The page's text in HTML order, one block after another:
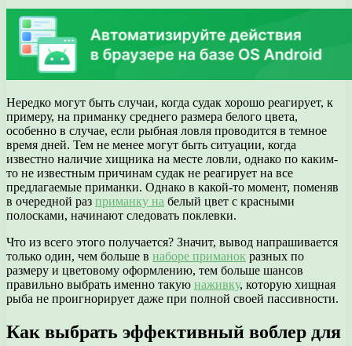
Нередко могут быть случаи, когда судак хорошо реагирует, к
примеру, на приманку среднего размера белого цвета,
особенно в случае, если рыбная ловля проводится в темное
время дней. Тем не менее могут быть ситуации, когда
известно наличие хищника на месте ловли, однако по каким-
то не известным причинам судак не реагирует на все
предлагаемые приманки. Однако в какой-то момент, поменяв
в очередной раз приманку на белый цвет с красными
полосками, начинают следовать поклевки.
Что из всего этого получается? Значит, вывод напрашивается
только один, чем больше в наборе приманок разных по
размеру и цветовому оформлению, тем больше шансов
правильно выбрать именно такую наживку, которую хищная
рыба не проигнорирует даже при полной своей пассивности.
Как выбрать эффективный воблер для